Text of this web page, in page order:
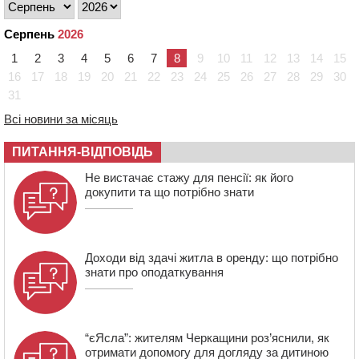
11:29 У Черкасах до середини серпня обмежать рух
транспорту на трьох вулицях
10:54
уп’ятеро з початку повномасштабної війни
10:15
У Черкасах водій Audi Q5 спричинив аварію, не
09:42 “Черкасиводоканал” пропонує підвищити
09:08 Встановити гойдалки, карусель і закупити іграшки: у
Черкасах просять покращити умови в дитсадку
Серпень 2026
1
2 3 4 5 6 7 8 9 10 11 12 13 14
15
16
17 18 19 20 21 22 23 24 25 26 27 28 29
30
31
Всі новини за місяць
ПИТАННЯ-ВІДПОВІДЬ
Не вистачає стажу для пенсії: як його
докупити та що потрібно знати
Доходи від здачі житла в оренду: що потрібно
знати про оподаткування
“єЯсла”: жителям Черкащини роз’яснили, як
отримати допомогу для догляду за дитиною